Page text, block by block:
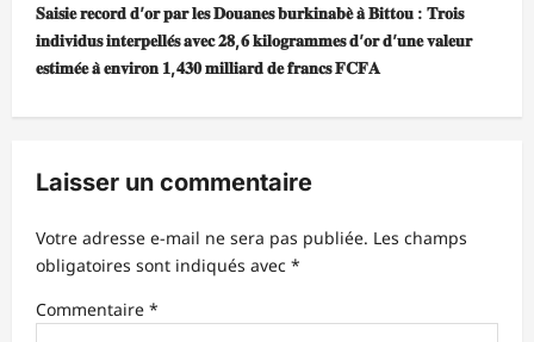
g
a
o
d
’
a
𝐒𝐚𝐢𝐬𝐢𝐞 𝐫𝐞𝐜𝐨𝐫𝐝 𝐝’𝐨𝐫 𝐩𝐚𝐫 𝐥𝐞𝐬 𝐃𝐨𝐮𝐚𝐧𝐞𝐬 𝐛𝐮𝐫𝐤𝐢𝐧𝐚𝐛𝐞̀ 𝐚̀ 𝐁𝐢𝐭𝐭𝐨𝐮 : 𝐓𝐫𝐨𝐢𝐬
𝐢𝐧𝐝𝐢𝐯𝐢𝐝𝐮𝐬 𝐢𝐧𝐭𝐞𝐫𝐩𝐞𝐥𝐥𝐞́𝐬 𝐚𝐯𝐞𝐜 𝟐𝟖,𝟔 𝐤𝐢𝐥𝐨𝐠𝐫𝐚𝐦𝐦𝐞𝐬 𝐝’𝐨𝐫 𝐝’𝐮𝐧𝐞 𝐯𝐚𝐥𝐞𝐮𝐫
𝐞𝐬𝐭𝐢𝐦𝐞́𝐞 𝐚̀ 𝐞𝐧𝐯𝐢𝐫𝐨𝐧 𝟏,𝟒𝟑𝟎 𝐦𝐢𝐥𝐥𝐢𝐚𝐫𝐝 𝐝𝐞 𝐟𝐫𝐚𝐧𝐜𝐬 𝐅𝐂𝐅𝐀
Laisser un commentaire
Votre adresse e-mail ne sera pas publiée. Les champs
obligatoires sont indiqués avec *
Commentaire *